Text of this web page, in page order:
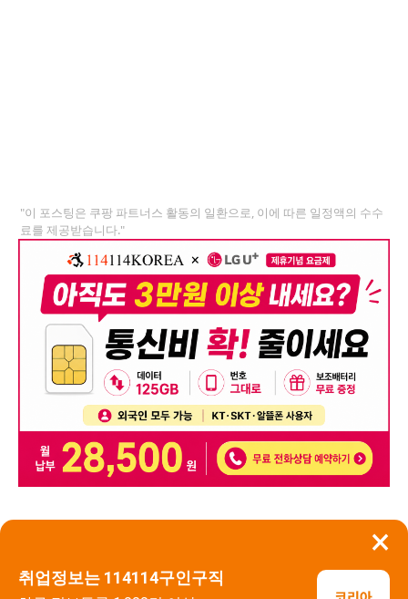
×
취업정보는 114114구인구직
"이 포스팅은 쿠팡 파트너스 활동의 일환으로, 이에 따른 일정액의 수수
료를 제공받습니다."